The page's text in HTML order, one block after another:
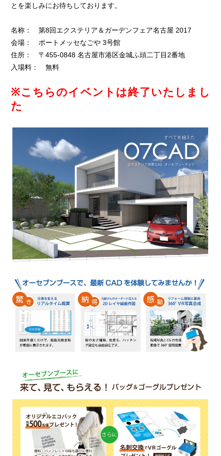
とを楽しみにお待ちしております。
名称： 第8回エクステリア＆ガーデンフェア名古屋 2017
会場： ポートメッセなごや 3号館
住所： 〒455-0848 名古屋市港区金城ふ頭二丁目2番地
入場料： 無料
※こちらのイベントは終了いたしまし
た